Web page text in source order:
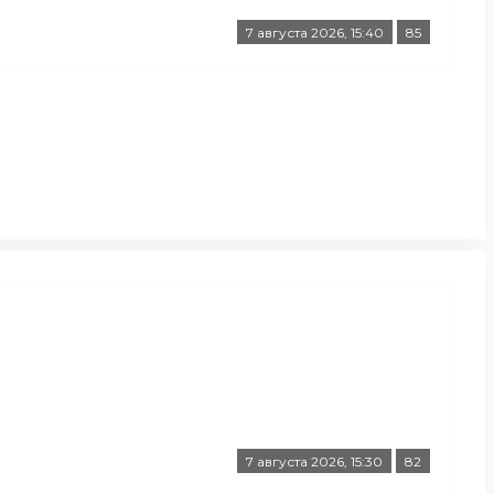
7 августа 2026, 15:40 85
7 августа 2026, 15:30 82